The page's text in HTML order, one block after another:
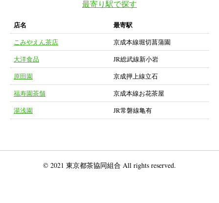
最寄り駅で探す
店名 最寄駅
こみやえん茶店
京成本線堀切菖蒲園
大洋食品
JR総武線新小岩
原田園
京成押上線立石
福寿園茶舗
京成本線お花茶屋
湯浅園
JR常磐線亀有
© 2021 東京都茶協同組合 All rights reserved.